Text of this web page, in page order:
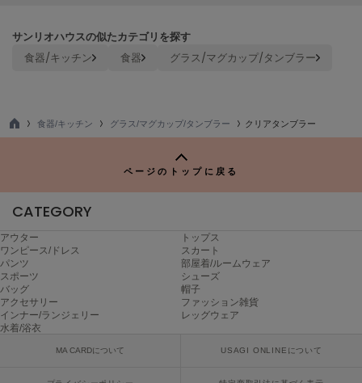
TODAYFUL
トゥデイフル
UNDERSON UNDERSON
アンダーソン アンダーソン
un/neu
アンノイ
URBAN RESEARCH ROSSO
アーバンリサーチ ロッソ
USAGI Books
サンリオハウスの似たカテゴリを探す
食器/キッチン 食器 グラス/マグカップ/タンブラー
TO
食器/キッチン グラス/マグカップ/タンブラー クリアタンブラー
ページのトップに戻る
CATEGORY
アウター
トップス
ワンピース/ドレス
スカート
パンツ
部屋着/ルームウェア
スポーツ
シューズ
バッグ
帽子
アクセサリー
ファッション雑貨
インナー/ランジェリー
レッグウェア
水着/浴衣
MA CARDについて USAGI ONLINEについて